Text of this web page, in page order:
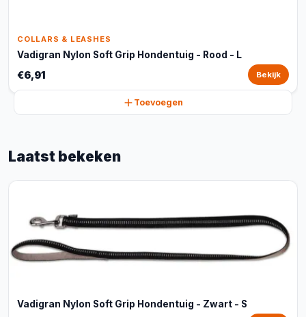
COLLARS & LEASHES
Vadigran Nylon Soft Grip Hondentuig - Rood - L
€6,91 Bekijk
Toevoegen
Laatst bekeken
Vadigran Nylon Soft Grip Hondentuig - Zwart - S